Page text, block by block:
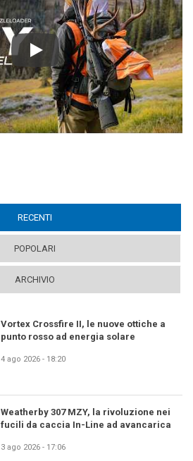
Play
RECENTI
POPOLARI
ARCHIVIO
Vortex Crossfire II, le nuove ottiche a
punto rosso ad energia solare
4 ago 2026 - 18:20
Weatherby 307 MZY, la rivoluzione nei
fucili da caccia In-Line ad avancarica
3 ago 2026 - 17:06